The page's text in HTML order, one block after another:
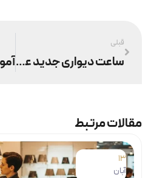
قبلی
ساعت دیواری جدید عروس (۲۰ مدل جدید و شیک)
مقالات مرتبط
13
آبان